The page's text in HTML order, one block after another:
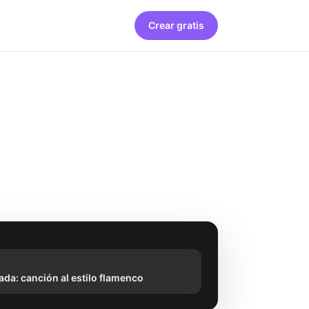
Crear gratis
canción al estilo flamenco